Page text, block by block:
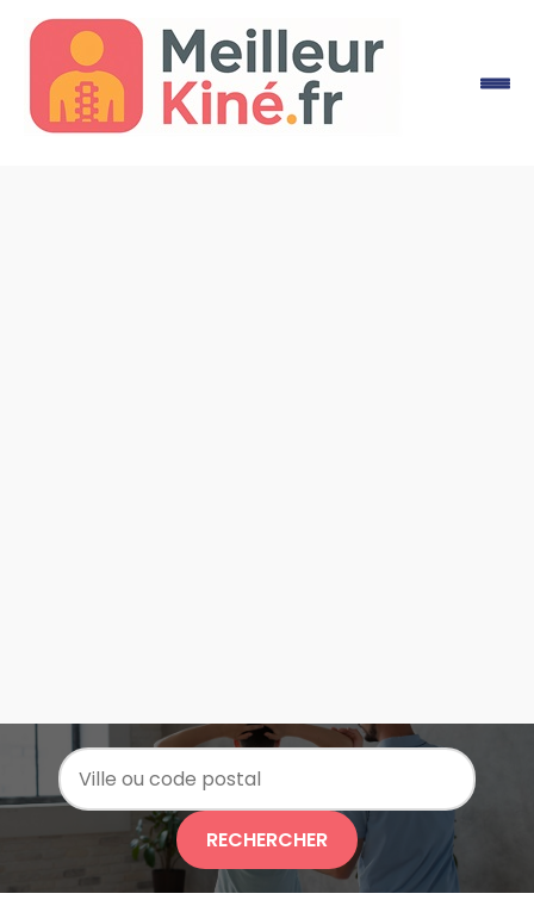
RECHERCHER